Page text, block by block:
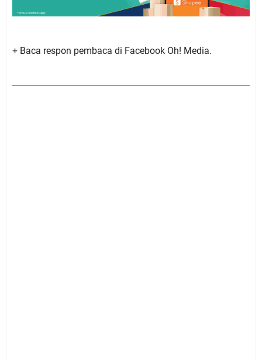
+ Baca respon pembaca di Facebook Oh! Media.